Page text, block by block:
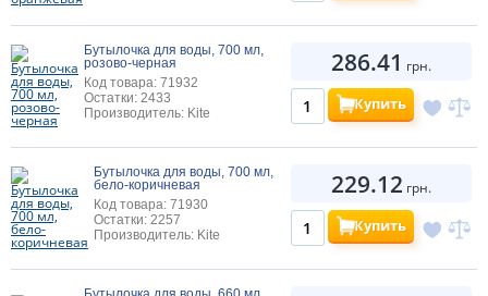
Бутылочка для воды, 700 мл,
розово-черная
Код товара: 71932
Остатки: 2433
Производитель: Kite
286.41 грн.
Купить
Бутылочка для воды, 700 мл,
бело-коричневая
Код товара: 71930
Остатки: 2257
Производитель: Kite
229.12 грн.
Купить